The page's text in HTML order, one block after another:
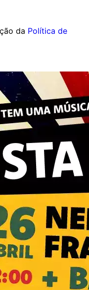
da Política de